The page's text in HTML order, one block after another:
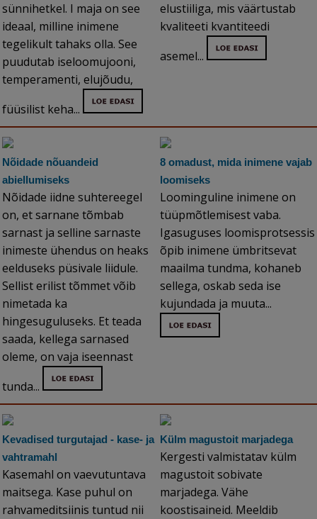
sünnihetkel. I maja on see
ideaal, milline inimene
tegelikult tahaks olla. See
puudutab iseloomujooni,
temperamenti, elujõudu,
füüsilist keha...
elustiiliga, mis väärtustab
kvaliteeti kvantiteedi
asemel...
Nõidade nõuandeid
abiellumiseks
Nõidade iidne suhtereegel
on, et sarnane tõmbab
sarnast ja selline sarnaste
inimeste ühendus on heaks
eelduseks püsivale liidule.
Sellist erilist tõmmet võib
nimetada ka
hingesuguluseks. Et teada
saada, kellega sarnased
oleme, on vaja iseennast
tunda...
8 omadust, mida inimene vajab
loomiseks
Loominguline inimene on
tüüpmõtlemisest vaba.
Igasuguses loomisprotsessis
õpib inimene ümbritsevat
maailma tundma, kohaneb
sellega, oskab seda ise
kujundada ja muuta...
Kevadised turgutajad - kase- ja
vahtramahl
Kasemahl on vaevutuntava
maitsega. Kase puhul on
rahvameditsiinis tuntud nii
Külm magustoit marjadega
Kergesti valmistatav külm
magustoit sobivate
marjadega. Vähe
koostisaineid. Meeldib